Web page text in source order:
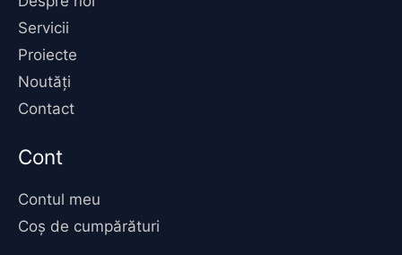
Servicii
Proiecte
Noutăți
Contact
Cont
Contul meu
Coș de cumpărături